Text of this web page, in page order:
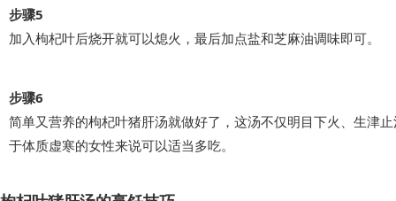
步骤5
加入枸杞叶后烧开就可以熄火，最后加点盐和芝麻油调味即可。
步骤6
简单又营养的枸杞叶猪肝汤就做好了，这汤不仅明目下火、生津
于体质虚寒的女性来说可以适当多吃。